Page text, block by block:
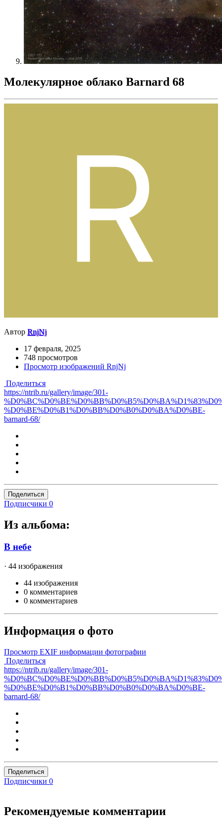
Молекулярное облако Barnard 68
Автор RnjNj
17 февраля, 2025
748 просмотров
Просмотр изображений RnjNj
Поделиться
https://ntrib.ru/gallery/image/301-
%D0%BE%D0%B1%D0%BB%D0%B0%D0%BA%D0%BE-
barnard-68/
Поделиться
Подписчики 0
Из альбома:
В небе
· 44 изображения
44 изображения
0 комментариев
0 комментариев
Информация о фото
Просмотр EXIF информации фотографии
Поделиться
https://ntrib.ru/gallery/image/301-
%D0%BE%D0%B1%D0%BB%D0%B0%D0%BA%D0%BE-
barnard-68/
Поделиться
Подписчики 0
Рекомендуемые комментарии